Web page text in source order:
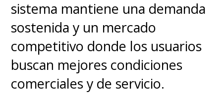
Preguntas frecuentes (FAQ)
¿Qué modelos reciben
ColorOS 16 en mayo de 2026?
sistema mantiene una demanda
sostenida y un mercado
competitivo donde los usuarios
buscan mejores condiciones
comerciales y de servicio.